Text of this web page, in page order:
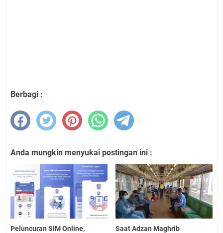
Berbagi :
Anda mungkin menyukai postingan ini :
Peluncuran SIM Online,
Saat Adzan Maghrib